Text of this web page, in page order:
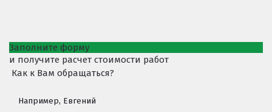
Заполните форму
и получите расчет стоимости работ
Как к Вам обращаться?